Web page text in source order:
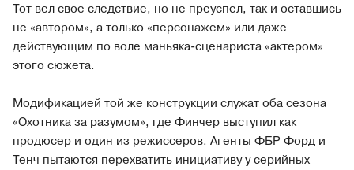
Тот вел свое следствие, но не преуспел, так и оставшись
не «автором», а только «персонажем» или даже
действующим по воле маньяка-сценариста «актером»
этого сюжета.
Модификацией той же конструкции служат оба сезона
«Охотника за разумом», где Финчер выступил как
продюсер и один из режиссеров. Агенты ФБР Форд и
Тенч пытаются перехватить инициативу у серийных